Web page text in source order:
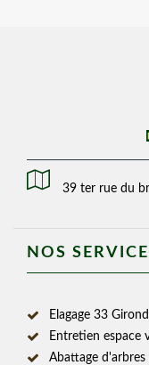
39 ter rue du
NOS
Elagage 33
Entretien espace
Abattage